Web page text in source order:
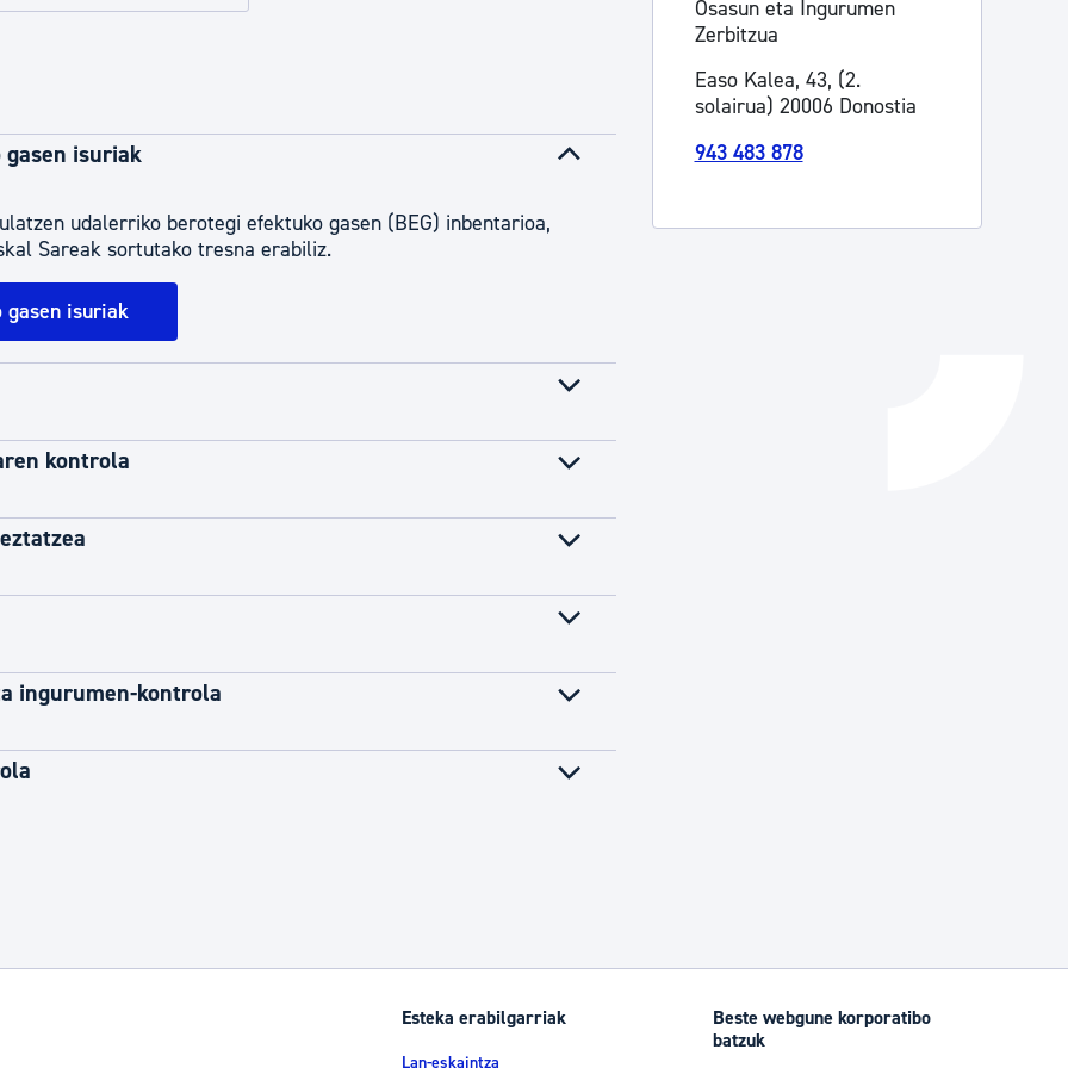
Izapideen katalogoa
isuriak
udalerriko berotegi efektuko gasen (BEG) inbentarioa,
Sareak sortutako tresna erabiliz.
gasen isuriak
kontrola
ingurumen-kontrola
Osasun eta Ingurumen
Zerbitzua
Easo Kalea, 43, (2.
solairua) 20006 Donostia
943 483 878
Esteka erabilgarriak
Lan-eskaintza
Beste webgune korporatibo
batzuk